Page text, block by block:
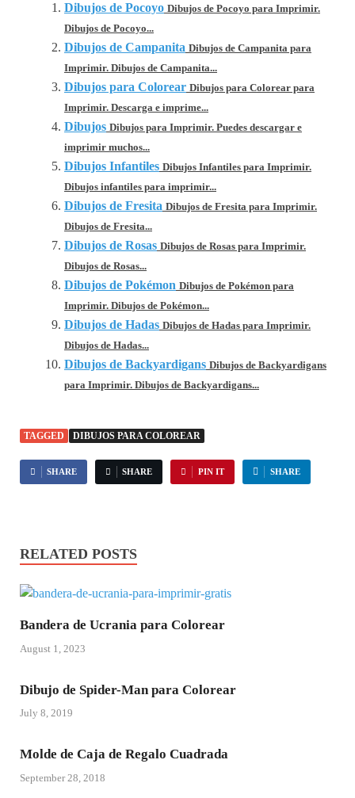
Dibujos de Pocoyo Dibujos de Pocoyo para Imprimir.
Dibujos de Pocoyo...
Dibujos de Campanita Dibujos de Campanita para
Imprimir. Dibujos de Campanita...
Dibujos para Colorear Dibujos para Colorear para
Imprimir. Descarga e imprime...
Dibujos Dibujos para Imprimir. Puedes descargar e
imprimir muchos...
Dibujos Infantiles Dibujos Infantiles para Imprimir.
Dibujos infantiles para imprimir...
Dibujos de Fresita Dibujos de Fresita para Imprimir.
Dibujos de Fresita...
Dibujos de Rosas Dibujos de Rosas para Imprimir.
Dibujos de Rosas...
Dibujos de Pokémon Dibujos de Pokémon para
Imprimir. Dibujos de Pokémon...
Dibujos de Hadas Dibujos de Hadas para Imprimir.
Dibujos de Hadas...
Dibujos de Backyardigans Dibujos de Backyardigans
para Imprimir. Dibujos de Backyardigans...
TAGGED DIBUJOS PARA COLOREAR
SHARE SHARE PIN IT SHARE
RELATED POSTS
Bandera de Ucrania para Colorear
August 1, 2023
Dibujo de Spider-Man para Colorear
July 8, 2019
Molde de Caja de Regalo Cuadrada
September 28, 2018